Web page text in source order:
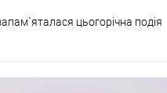
цьогорічна подія